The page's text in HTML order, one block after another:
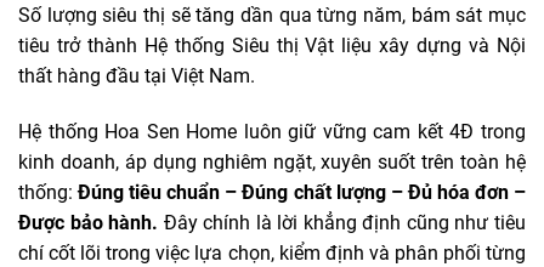
Số lượng siêu thị sẽ tăng dần qua từng năm, bám sát mục
tiêu trở thành Hệ thống Siêu thị Vật liệu xây dựng và Nội
thất hàng đầu tại Việt Nam.
Hệ thống Hoa Sen Home luôn giữ vững cam kết 4Đ trong
kinh doanh, áp dụng nghiêm ngặt, xuyên suốt trên toàn hệ
thống:Đúng tiêu chuẩn – Đúng chất lượng – Đủ hóa đơn –
Được bảo hành. Đây chính là lời khẳng định cũng như tiêu
chí cốt lõi trong việc lựa chọn, kiểm định và phân phối từng